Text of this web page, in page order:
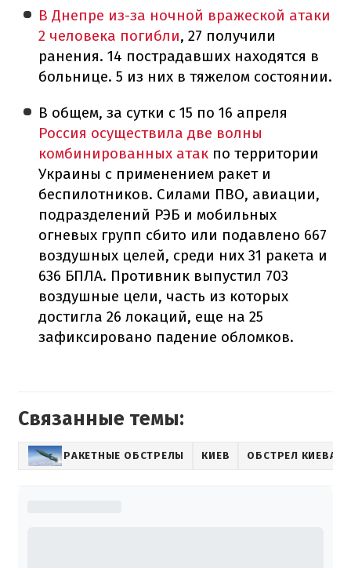
В Днепре из-за ночной вражеской атаки
2 человека погибли, 27 получили
ранения. 14 пострадавших находятся в
больнице. 5 из них в тяжелом состоянии.
В общем, за сутки с 15 по 16 апреля
Россия осуществила две волны
комбинированных атак по территории
Украины с применением ракет и
беспилотников. Силами ПВО, авиации,
подразделений РЭБ и мобильных
огневых групп сбито или подавлено 667
воздушных целей, среди них 31 ракета и
636 БПЛА. Противник выпустил 703
воздушные цели, часть из которых
достигла 26 локаций, еще на 25
зафиксировано падение обломков.
Связанные темы:
РАКЕТНЫЕ ОБСТРЕЛЫ КИЕВ ОБСТРЕЛ КИЕВА